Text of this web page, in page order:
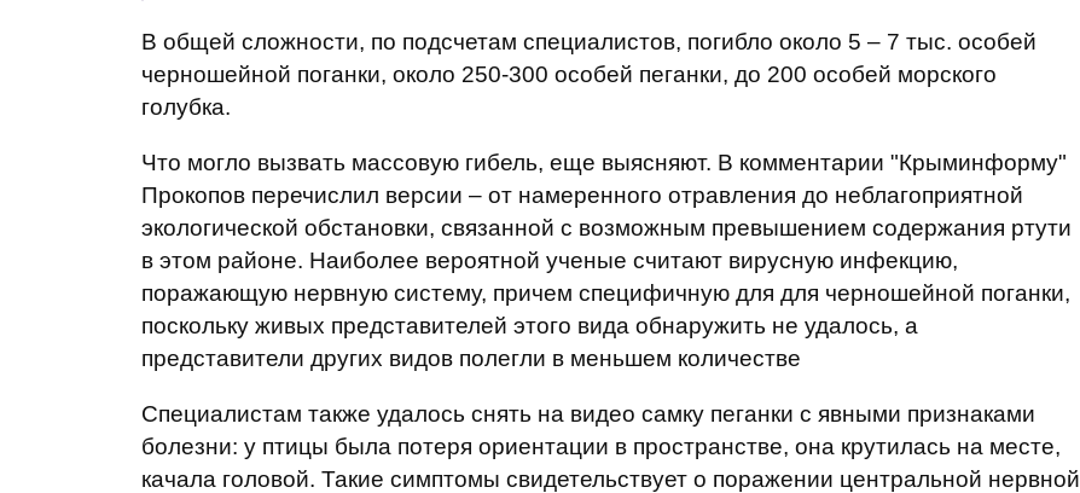
В общей сложности, по подсчетам специалистов, погибло около 5 – 7 тыс. особей
черношейной поганки, около 250-300 особей пеганки, до 200 особей морского
голубка.
Что могло вызвать массовую гибель, еще выясняют. В комментарии "Крыминформу"
Прокопов перечислил версии – от намеренного отравления до неблагоприятной
экологической обстановки, связанной с возможным превышением содержания ртути
в этом районе. Наиболее вероятной ученые считают вирусную инфекцию,
поражающую нервную систему, причем специфичную для для черношейной поганки,
поскольку живых представителей этого вида обнаружить не удалось, а
представители других видов полегли в меньшем количестве
Специалистам также удалось снять на видео самку пеганки с явными признаками
болезни: у птицы была потеря ориентации в пространстве, она крутилась на месте,
качала головой. Такие симптомы свидетельствует о поражении центральной нервной